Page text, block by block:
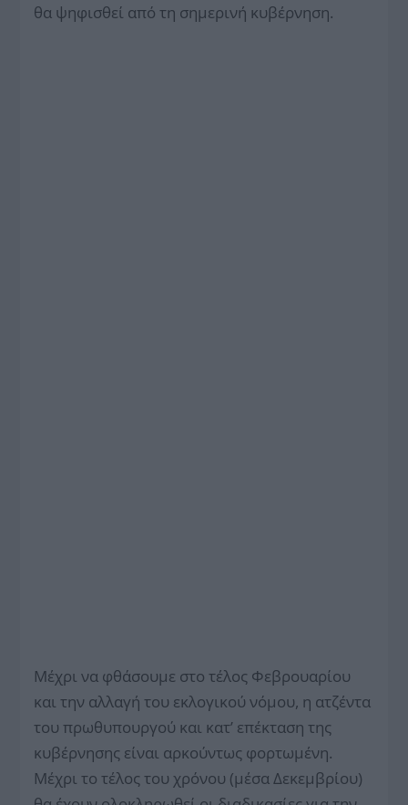
θα ψηφισθεί από τη σημερινή κυβέρνηση.
Μέχρι να φθάσουμε στο τέλος Φεβρουαρίου
και την αλλαγή του εκλογικού νόμου, η ατζέντα
του πρωθυπουργού και κατ’ επέκταση της
κυβέρνησης είναι αρκούντως φορτωμένη.
Μέχρι το τέλος του χρόνου (μέσα Δεκεμβρίου)